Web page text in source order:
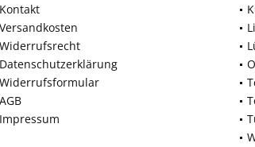
Kontakt
Versandkosten
Widerrufsrecht
Datenschutzerklärung
Widerrufsformular
AGB
Impressum